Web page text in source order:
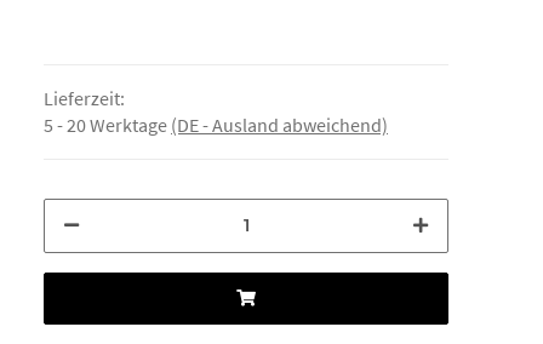
Lieferzeit:
5 - 20 Werktage (DE - Ausland abweichend)